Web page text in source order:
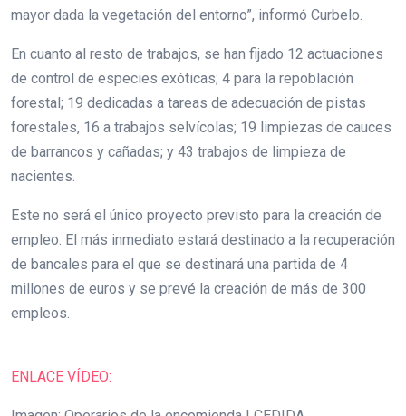
mayor dada la vegetación del entorno”, informó Curbelo.
En cuanto al resto de trabajos, se han fijado 12 actuaciones
de control de especies exóticas; 4 para la repoblación
forestal; 19 dedicadas a tareas de adecuación de pistas
forestales, 16 a trabajos selvícolas; 19 limpiezas de cauces
de barrancos y cañadas; y 43 trabajos de limpieza de
nacientes.
Este no será el único proyecto previsto para la creación de
empleo. El más inmediato estará destinado a la recuperación
de bancales para el que se destinará una partida de 4
millones de euros y se prevé la creación de más de 300
empleos.
ENLACE VÍDEO: